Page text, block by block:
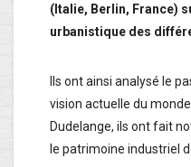
(Italie, Berlin, France)
urbanistique des
Ils ont ainsi analysé le
vision actuelle du
Dudelange, ils ont fait
le patrimoine industriel